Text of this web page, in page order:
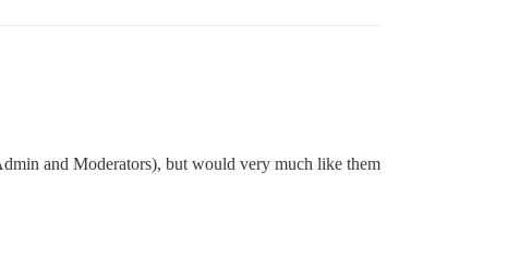
and Moderators), but would very much like them